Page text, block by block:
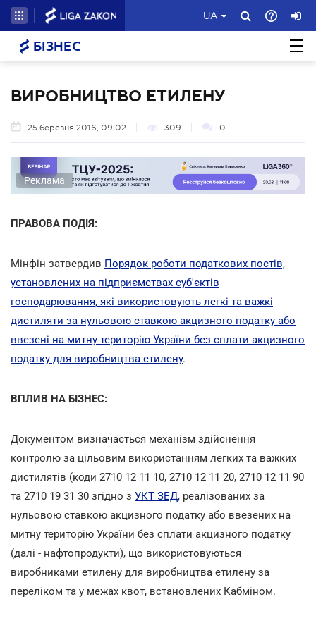
UA
БІЗНЕС
ВИРОБНИЦТВО ЕТИЛЕНУ
25 березня 2016, 09:02 309 0
Реклама
ПРАВОВА ПОДІЯ:
Мінфін затвердив Порядок роботи податкових постів,
установлених на підприємствах суб'єктів
господарювання, які використовують легкі та важкі
дистиляти за нульовою ставкою акцизного податку або
ввезені на митну територію України без сплати акцизного
податку для виробництва етилену.
ВПЛИВ НА БІЗНЕС:
Документом визначається механізм здійснення
контролю за цільовим використанням легких та важких
дистилятів (коди 2710 12 11 10, 2710 12 11 20, 2710 12 11 90
та 2710 19 31 30 згідно з УКТ ЗЕД, реалізованих за
нульовою ставкою акцизного податку або ввезених на
митну територію України без сплати акцизного податку
(далі - нафтопродукти), що використовуються
виробниками етилену для виробництва етилену за
переліком та у межах квот, встановлених Кабміном.